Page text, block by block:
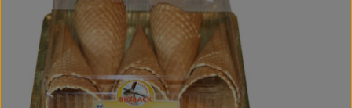
Kühltheke
Vorratskammer
Getränke